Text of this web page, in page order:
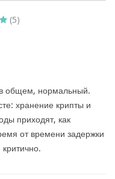
(5)
в общем, нормальный.
хранение крипты и
приходят, как
от времени задержки